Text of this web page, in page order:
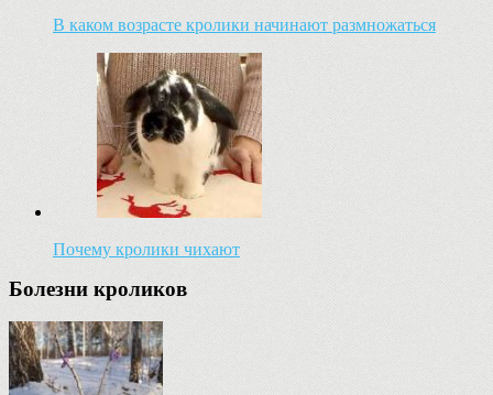
В каком возрасте кролики начинают размножаться
Почему кролики чихают
Болезни кроликов